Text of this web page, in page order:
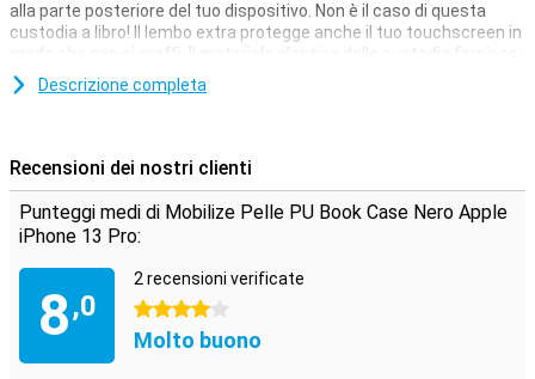
alla parte posteriore del tuo dispositivo. Non è il caso di questa
custodia a libro! Il lembo extra protegge anche il tuo touchscreen in
modo che non si graffi. Il materiale plastico della custodia fornisce
uno strato di protezione extra forte quando fai cadere
inaspettatamente il tuo dispositivo.
Preferisci uscire come un minimalista? Allora scegli una custodia
per smartphone che ti permette di portare con te carte e appunti.
In questo modo hai tutto a portata di mano e sei comunque
protetto in modo ottimale.
Descrizione completa
Recensioni dei nostri clienti
Punteggi medi di Mobilize Pelle PU Book Case Nero Apple
iPhone 13 Pro:
8,0
2 recensioni verificate
4 stelle
Molto buono